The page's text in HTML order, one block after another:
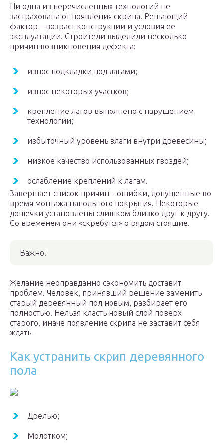
Ни одна из перечисленных технологий не
застрахована от появления скрипа. Решающий
фактор – возраст конструкции и условия ее
эксплуатации. Строители выделили несколько
причин возникновения дефекта:
износ подкладки под лагами;
износ некоторых участков;
крепление лагов выполнено с нарушением
технологии;
избыточный уровень влаги внутри древесины;
низкое качество использованных гвоздей;
ослабление креплений к лагам.
Завершает список причин – ошибки, допущенные во
время монтажа напольного покрытия. Некоторые
дощечки установлены слишком близко друг к другу.
Со временем они «скребутся» о рядом стоящие.
Важно!
Желание неоправданно сэкономить доставит
проблем. Человек, принявший решение заменить
старый деревянный пол новым, разбирает его
полностью. Нельзя класть новый слой поверх
старого, иначе появление скрипа не заставит себя
ждать.
Как устранить скрип деревянного
пола
Дрелью;
Молотком;